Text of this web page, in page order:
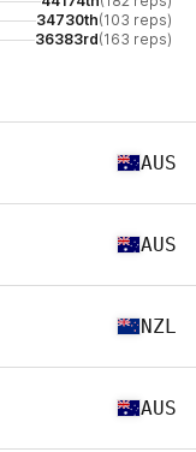
34730th(103 reps)
36383rd(163 reps)
AUS
AUS
NZL
AUS